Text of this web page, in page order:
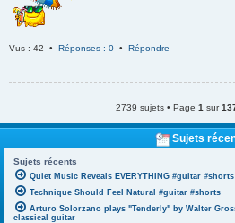
Vus : 42 • Réponses : 0 • Répondre
2739 sujets • Page 1 sur
Sujets
Sujets récents
Quiet Music Reveals EVERYTHING #guitar #shorts
Technique Should Feel Natural #guitar #shorts
Arturo Solorzano plays "Tenderly" by Walter
classical guitar